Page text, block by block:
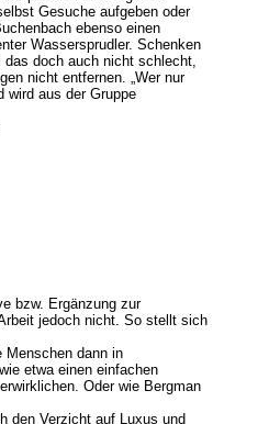
Gesuche aufgeben oder
ebenso einen
Wassersprudler. Schenken
das doch auch nicht schlecht,
nicht entfernen. „Wer nur
wird aus der Gruppe
bzw. Ergänzung zur
jedoch nicht. So stellt sich
Menschen dann in
etwa einen einfachen
Oder wie Bergman
den Verzicht auf Luxus und